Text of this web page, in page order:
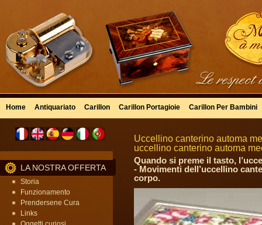
Home Antiquariato Carillon Carillon Portagioie Carillon Per Bambini
LA NOSTRA OFFERTA
Storia
Funzionamento
Prendersene Cura
Links
Uccellino canterino automa
uccellino canterino automa
Quando si preme il tasto,
- Movimenti dell’uccellino
corpo.